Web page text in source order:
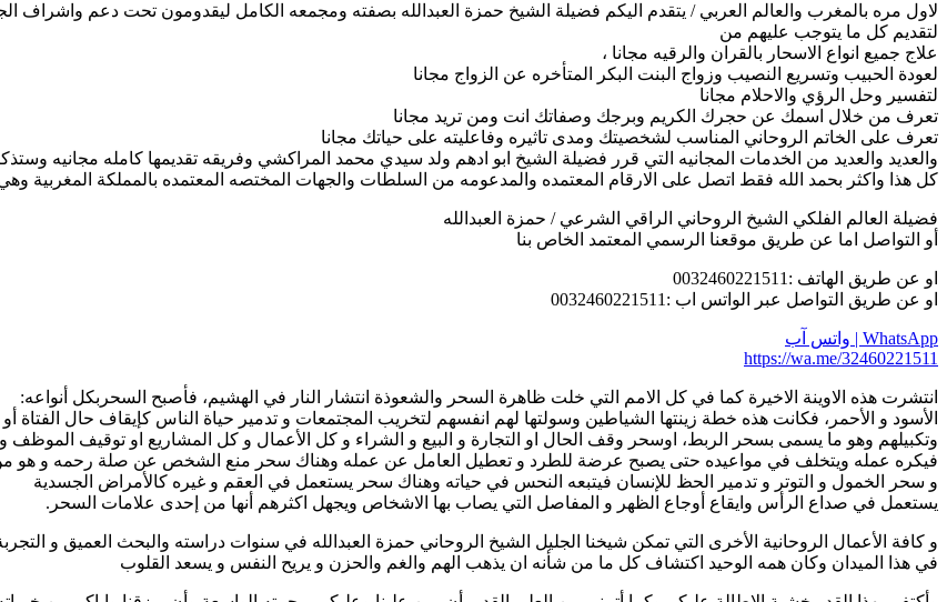
لاول مره بالمغرب والعالم العربي / يتقدم اليكم فضيلة الشيخ حمزة العبدالله بصفته ومجمعه الكامل ليقدومون تحت دعم واشراف
لتقديم كل ما يتوجب عليهم من
علاج جميع انواع الاسحار بالقران والرقيه مجانا ،
لعودة الحبيب وتسريع النصيب وزواج البنت البكر المتأخره عن الزواج مجانا
لتفسير وحل الرؤي والاحلام مجانا
تعرف من خلال اسمك عن حجرك الكريم وبرجك وصفاتك انت ومن تريد مجانا
تعرف على الخاتم الروحاني المناسب لشخصيتك ومدى تاثيره وفاعليته على حياتك مجانا
والعديد والعديد من الخدمات المجانيه التي قرر فضيلة الشيخ ابو ادهم ولد سيدي محمد المراكشي وفريقه تقديمها كامله مجانيه
كل هذا واكثر بحمد الله فقط اتصل على الارقام المعتمده والمدعومه من السلطات والجهات المختصه المعتمده بالمملكة المغربية
فضيلة العالم الفلكي الشيخ الروحاني الراقي الشرعي / حمزة العبدالله
أو التواصل اما عن طريق موقعنا الرسمي المعتمد الخاص بنا
او عن طريق الهاتف :0032460221511
او عن طريق التواصل عبر الواتس اب :0032460221511
WhatsApp | واتس آب
https://wa.me/32460221511
انتشرت هذه الاوينة الاخيرة كما في كل الامم التي خلت ظاهرة السحر والشعوذة انتشار النار في الهشيم، فأصبح السحربكل أنواعه:
الأسود و الأحمر، فكانت هذه خطة زينتها الشياطين وسولتها لهم انفسهم لتخريب المجتمعات و تدمير حياة الناس كإيقاف حال الفتاة
وتكبيلهم وهو ما يسمى بسحر الربط، اوسحر وقف الحال او التجارة و البيع و الشراء و كل الأعمال و كل المشاريع او توقيف الموظف
فيكره عمله ويتخلف في مواعيده حتى يصبح عرضة للطرد و تعطيل العامل عن عمله وهناك سحر منع الشخص عن صلة رحمه و هو من
و سحر الخمول و التوتر و تدمير الحظ للإنسان فيتبعه النحس في حياته وهناك سحر يستعمل في العقم و غيره كالأمراض الجسدية
يستعمل في صداع الرأس وايقاع أوجاع الظهر و المفاصل التي يصاب بها الاشخاص ويجهل اكثرهم أنها من إحدى علامات السحر.
و كافة الأعمال الروحانية الأخرى التي تمكن شيخنا الجليل الشيخ الروحاني حمزة العبدالله في سنوات دراسته والبحث العميق و
في هذا الميدان وكان همه الوحيد اكتشاف كل ما من شأنه ان يذهب الهم والغم والحزن و يريح النفس و يسعد القلوب